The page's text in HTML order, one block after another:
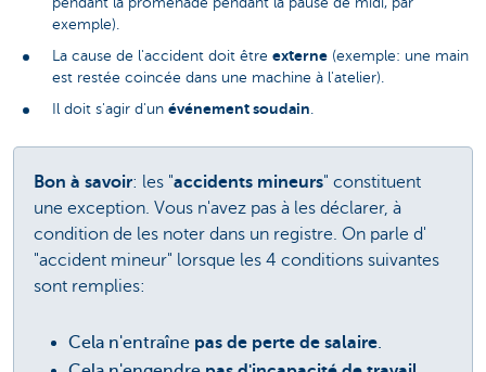
exemple).
La cause de l'accident doit être externe (exemple: une main
est restée coincée dans une machine à l'atelier).
Il doit s'agir d'un événement soudain.
Bon à savoir: les "accidents mineurs" constituent
une exception. Vous n'avez pas à les déclarer, à
condition de les noter dans un registre. On parle d'
"accident mineur" lorsque les 4 conditions suivantes
sont remplies:
Cela n'entraîne pas de perte de salaire